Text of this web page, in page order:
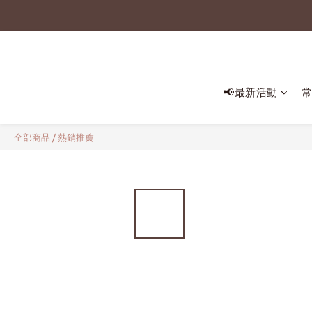
📢最新活動
全部商品 / 熱銷推薦